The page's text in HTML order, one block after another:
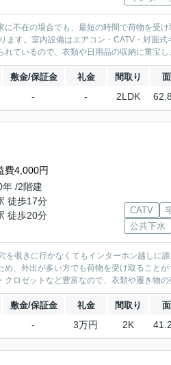
不在の場合でも、最短の時間で荷物を受
す。室内設備はエアコン・CATV・対面
ているので、衣類や日用品の収納に重宝
敷金/保証金 礼金 間取り
- - 2LDK
費4,000円
/2階建
徒歩17分
徒歩20分 CATV
公共下水
覗きに行かなくてもインターホン越しに
、外出が多い方でも荷物を受け取ること
ロゼットなど豊富なので、衣類や履き物
敷金/保証金 礼金 間取り
- 3万円 2K